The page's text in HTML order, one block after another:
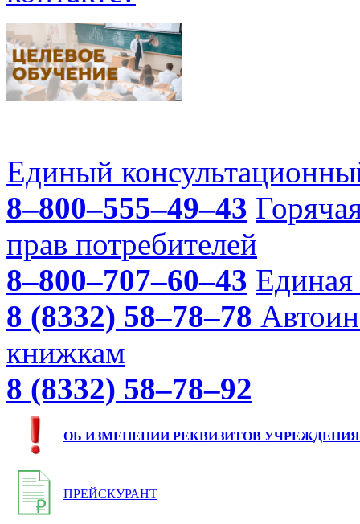
Единый
8–800–555–49–43
прав потребителей
8–800–707–60–43 Единая
8 (8332) 58–78–78
книжкам
8 (8332) 58–78–92
ОБ ИЗМЕНЕНИИ РЕКВИЗИТОВ УЧРЕЖДЕНИЯ
ПРЕЙСКУРАНТ